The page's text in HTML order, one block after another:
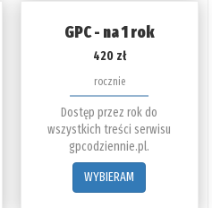
GPC - na 1 rok
420 zł
rocznie
Dostęp przez rok do
wszystkich treści serwisu
gpcodziennie.pl.
WYBIERAM